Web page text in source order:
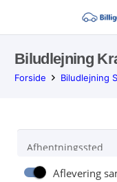
Biludlejning
Forside Biludlejning
Afhentningssted
Aflevering